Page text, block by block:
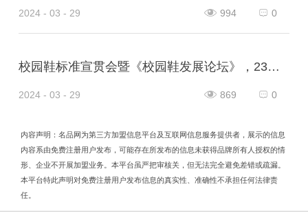
2024 - 03 - 29 0
994
校园鞋标准宣贯会暨《校园鞋发展论坛》，23日在山东泰安肥城市隆重举行，意味着校园鞋普及推广的破冰之旅，正式开启！
2024 - 03 - 29 0
869
内容声明：名品网为第三方加盟信息平台及互联网信息服务提供者，展示的信息
内容系由免费注册用户发布，可能存在所发布的信息未获得品牌所有人授权的情
形、企业不开展加盟业务。本平台虽严把审核关，但无法完全避免差错或疏漏。
本平台特此声明对免费注册用户发布信息的真实性、准确性不承担任何法律责
任。